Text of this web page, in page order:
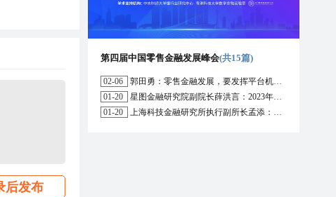
后发布
第四届中国零售金融发展峰会(共15篇)
02-06
郭田勇：零售金融发展，要发挥平台机构的作用
01-20
星图金融研究院副院长薛洪言：2023年消费信贷或迎来新起点
01-20
上海科技金融研究所执行副所长孟添：开放银行与嵌入式金融为数字普惠金融带来更大发展空间